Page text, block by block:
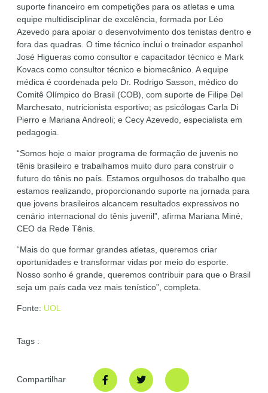
suporte financeiro em competições para os atletas e uma
equipe multidisciplinar de excelência, formada por Léo
Azevedo para apoiar o desenvolvimento dos tenistas dentro e
fora das quadras. O time técnico inclui o treinador espanhol
José Higueras como consultor e capacitador técnico e Mark
Kovacs como consultor técnico e biomecânico. A equipe
médica é coordenada pelo Dr. Rodrigo Sasson, médico do
Comitê Olímpico do Brasil (COB), com suporte de Filipe Del
Marchesato, nutricionista esportivo; as psicólogas Carla Di
Pierro e Mariana Andreoli; e Cecy Azevedo, especialista em
pedagogia.
“Somos hoje o maior programa de formação de juvenis no
tênis brasileiro e trabalhamos muito duro para construir o
futuro do tênis no país. Estamos orgulhosos do trabalho que
estamos realizando, proporcionando suporte na jornada para
que jovens brasileiros alcancem resultados expressivos no
cenário internacional do tênis juvenil”, afirma Mariana Miné,
CEO da Rede Tênis.
“Mais do que formar grandes atletas, queremos criar
oportunidades e transformar vidas por meio do esporte.
Nosso sonho é grande, queremos contribuir para que o Brasil
seja um país cada vez mais tenístico”, completa.
Fonte: UOL
Tags :
Compartilhar